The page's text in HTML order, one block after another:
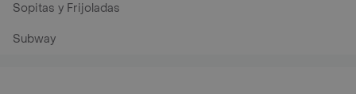
Sopitas y Frijoladas
Subway